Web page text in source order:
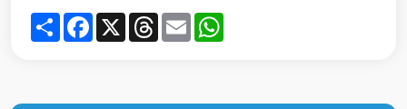
Share
Facebook X
ThreadsEmail
WhatsApp